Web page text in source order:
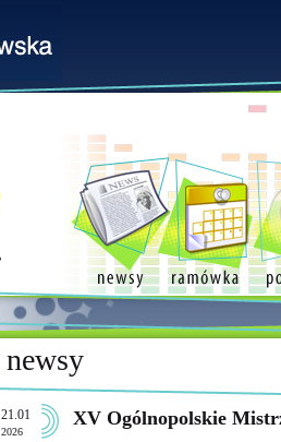
newsy
21.01
2026
XV Ogólnopolskie